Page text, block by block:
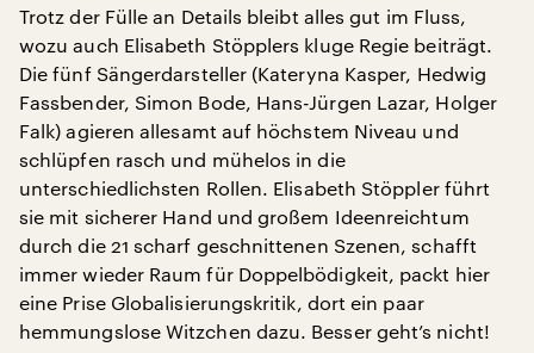
Trotz der Fülle an Details bleibt alles gut im Fluss,
wozu auch Elisabeth Stöpplers kluge Regie beiträgt.
Die fünf Sängerdarsteller (Kateryna Kasper, Hedwig
Fassbender, Simon Bode, Hans-Jürgen Lazar, Holger
Falk) agieren allesamt auf höchstem Niveau und
schlüpfen rasch und mühelos in die
unterschiedlichsten Rollen. Elisabeth Stöppler führt
sie mit sicherer Hand und großem Ideenreichtum
durch die 21 scharf geschnittenen Szenen, schafft
immer wieder Raum für Doppelbödigkeit, packt hier
eine Prise Globalisierungskritik, dort ein paar
hemmungslose Witzchen dazu. Besser geht’s nicht!